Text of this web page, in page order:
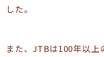
した。
また、JTBは100年以